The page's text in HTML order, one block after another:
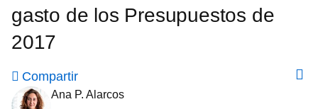
gasto de los Presupuestos de
2017
Compartir
Ana P. Alarcos